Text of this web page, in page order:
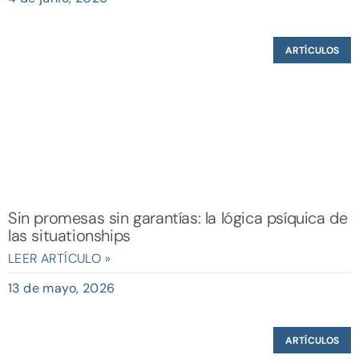
ARTÍCULOS
Sin promesas sin garantías: la lógica psíquica de
las situationships
LEER ARTÍCULO »
13 de mayo, 2026
ARTÍCULOS